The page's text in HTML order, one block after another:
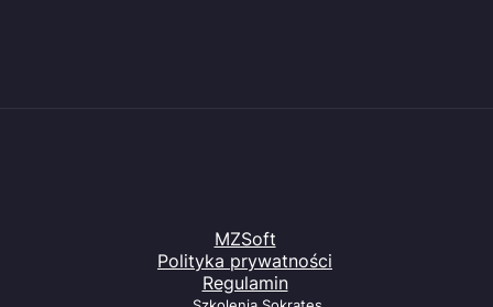
MZSoft
Polityka prywatności
Regulamin